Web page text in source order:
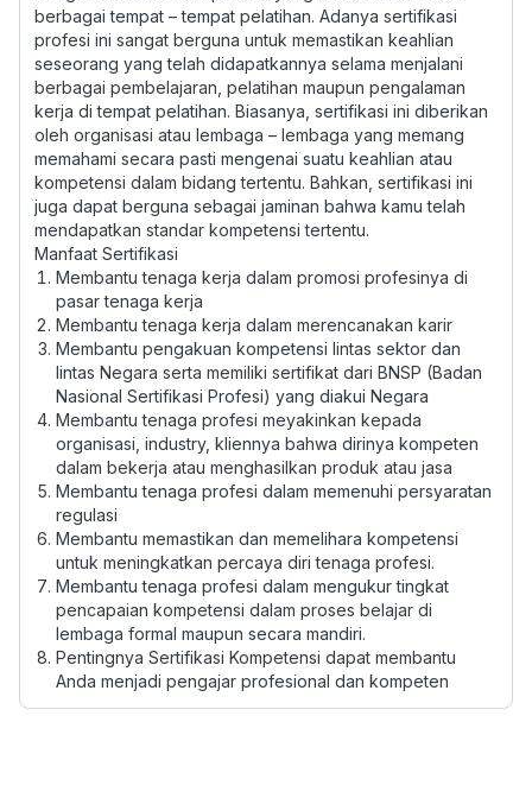
berbagai tempat – tempat pelatihan. Adanya sertifikasi
profesi ini sangat berguna untuk memastikan keahlian
seseorang yang telah didapatkannya selama menjalani
berbagai pembelajaran, pelatihan maupun pengalaman
kerja di tempat pelatihan. Biasanya, sertifikasi ini diberikan
oleh organisasi atau lembaga – lembaga yang memang
memahami secara pasti mengenai suatu keahlian atau
kompetensi dalam bidang tertentu. Bahkan, sertifikasi ini
juga dapat berguna sebagai jaminan bahwa kamu telah
mendapatkan standar kompetensi tertentu.
Manfaat Sertifikasi
Membantu tenaga kerja dalam promosi profesinya di
pasar tenaga kerja
Membantu tenaga kerja dalam merencanakan karir
Membantu pengakuan kompetensi lintas sektor dan
lintas Negara serta memiliki sertifikat dari BNSP (Badan
Nasional Sertifikasi Profesi) yang diakui Negara
Membantu tenaga profesi meyakinkan kepada
organisasi, industry, kliennya bahwa dirinya kompeten
dalam bekerja atau menghasilkan produk atau jasa
Membantu tenaga profesi dalam memenuhi persyaratan
regulasi
Membantu memastikan dan memelihara kompetensi
untuk meningkatkan percaya diri tenaga profesi.
Membantu tenaga profesi dalam mengukur tingkat
pencapaian kompetensi dalam proses belajar di
lembaga formal maupun secara mandiri.
Pentingnya Sertifikasi Kompetensi dapat membantu
Anda menjadi pengajar profesional dan kompeten